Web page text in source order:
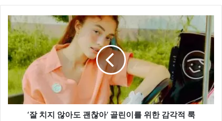
‘잘
치
지
않
아
도
괜
찮
아’
‘잘 치지 않아도 괜찮아’ 골린이를 위한 감각적 룩